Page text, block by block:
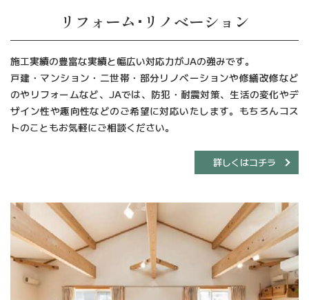
リフォーム･リノベーション
施工実績の豊富な実績と幅広い対応力がJAの強みです。
戸建・マンション・二世帯・部分リノベーションや修繕改修など
のやリフォームなど、JAでは、防犯・耐震対策、生活の変化やデ
ザイン性や趣向性などのご希望に対応いたします。もちろんコス
トのこともお気軽にご相談ください。
詳しくはコチラ